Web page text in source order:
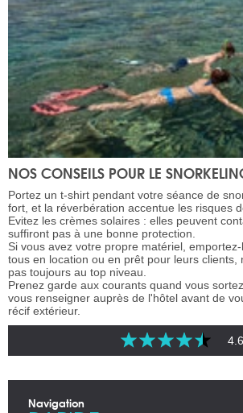
NOS CONSEILS POUR LE
Portez un t-shirt pendant votre séance de
fort, et la réverbération accentue les risques
Evitez les crèmes solaires : elles peuvent
suffiront pas à une bonne protection.
Si vous avez votre propre matériel,
tous en location ou en prêt pour leurs clients,
pas toujours au top niveau.
Prenez garde aux courants quand vous
vous renseigner auprès de l'hôtel avant de
récif extérieur.
Navigation